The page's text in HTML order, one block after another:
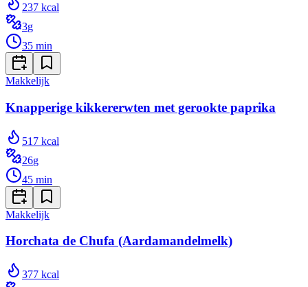
237 kcal
3g
35 min
Makkelijk
Knapperige kikkererwten met gerookte paprika
517 kcal
26g
45 min
Makkelijk
Horchata de Chufa (Aardamandelmelk)
377 kcal